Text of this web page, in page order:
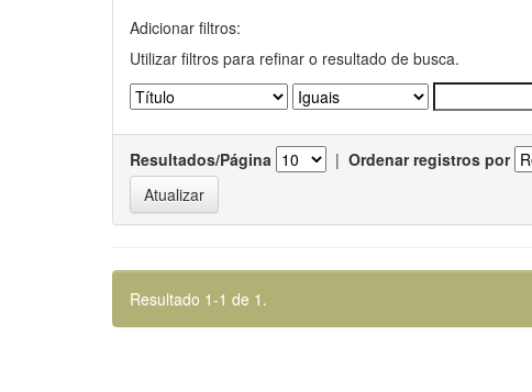
Adicionar filtros:
Utilizar filtros para refinar o resultado de busca.
Resultados/Página | Ordenar registros por
Resultado 1-1 de 1.